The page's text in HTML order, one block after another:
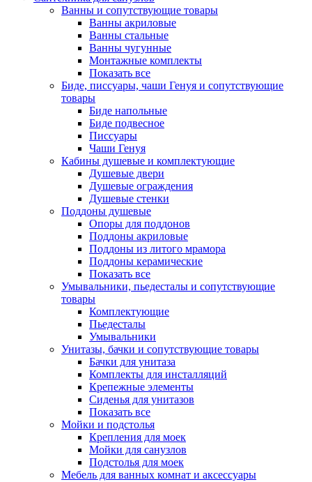
Ванны и сопутствующие товары
Ванны акриловые
Ванны стальные
Ванны чугунные
Монтажные комплекты
Показать все
Биде, писсуары, чаши Генуя и сопутствующие
товары
Биде напольные
Биде подвесное
Писсуары
Чаши Генуя
Кабины душевые и комплектующие
Душевые двери
Душевые ограждения
Душевые стенки
Поддоны душевые
Опоры для поддонов
Поддоны акриловые
Поддоны из литого мрамора
Поддоны керамические
Показать все
Умывальники, пьедесталы и сопутствующие
товары
Комплектующие
Пьедесталы
Умывальники
Унитазы, бачки и сопутствующие товары
Бачки для унитаза
Комплекты для инсталляций
Крепежные элементы
Сиденья для унитазов
Показать все
Мойки и подстолья
Крепления для моек
Мойки для санузлов
Подстолья для моек
Мебель для ванных комнат и аксессуары